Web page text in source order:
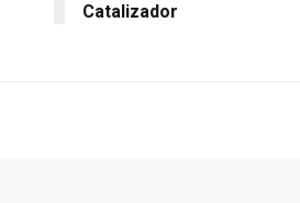
Catalizador